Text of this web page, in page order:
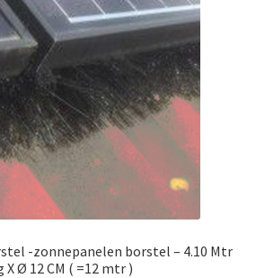
-zonnepanelen borstel – 4.10 Mtr
X Ø 12 CM ( =12 mtr )